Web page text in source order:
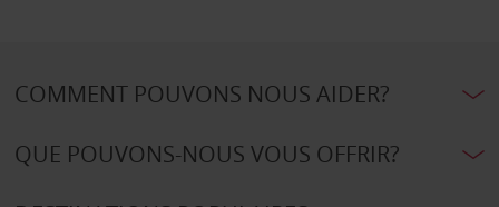
COMMENT POUVONS NOUS AIDER?
QUE POUVONS-NOUS VOUS OFFRIR?